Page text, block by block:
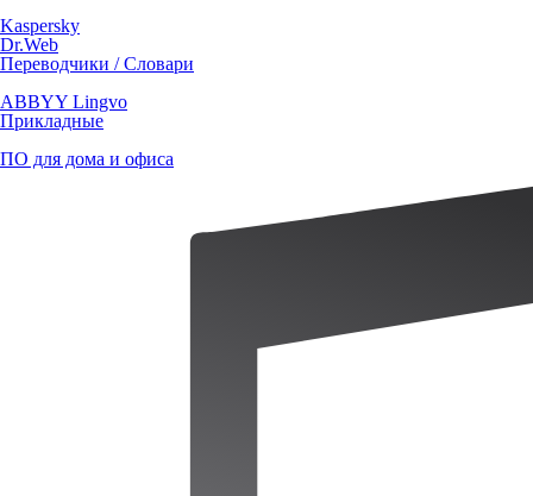
Kaspersky
Dr.Web
Переводчики / Словари
ABBYY Lingvo
Прикладные
ПО для дома и офиса